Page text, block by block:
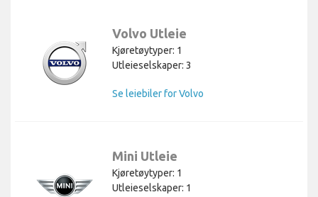
Volvo Utleie
Kjøretøytyper: 1
Utleieselskaper: 3
Se leiebiler for Volvo
Mini Utleie
Kjøretøytyper: 1
Utleieselskaper: 1